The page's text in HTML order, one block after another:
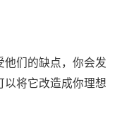
他们的缺点，你会发
以将它改造成你理想